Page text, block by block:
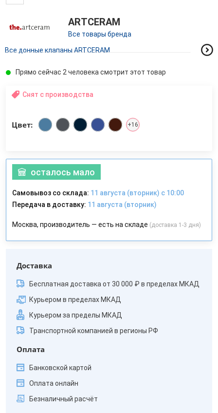
ARTCERAM
Все товары бренда
Все донные клапаны ARTCERAM
Прямо сейчас 2 человека смотрит этот товар
Снят с производства
Цвет: +16
осталось мало
Самовывоз со склада: 11 августа (вторник) с 10:00
Передача в доставку: 11 августа (вторник)
Москва, производитель — есть на складе (доставка 1-3 дня)
Доставка
Бесплатная доставка от 30 000 ₽ в пределах МКАД
Курьером в пределах МКАД
Курьером за пределы МКАД
Транспортной компанией в регионы РФ
Оплата
Банковской картой
Оплата онлайн
Безналичный расчёт